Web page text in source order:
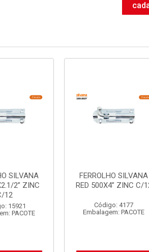
SILVANA
2” ZINC
12
15921
PACOTE
FERROLHO SILVANA
RED 500X4” ZINC C/
Código: 4177
Embalagem: PACOTE